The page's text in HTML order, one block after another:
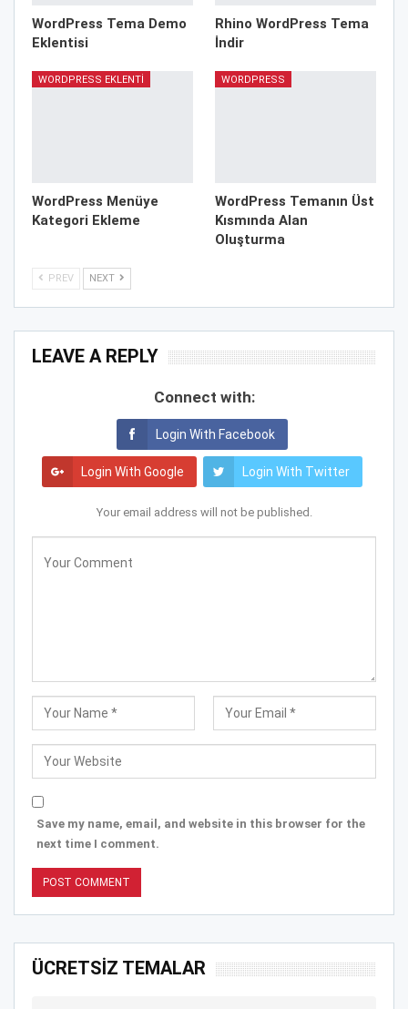
WordPress Tema Demo
Eklentisi
Rhino WordPress Tema
İndir
WORDPRESS EKLENTI
WordPress Menüye
Kategori Ekleme
WORDPRESS
WordPress Temanın Üst
Kısmında Alan
Oluşturma
PREV NEXT
LEAVE A REPLY
Connect with:
Login With Facebook
Login With Google Login With Twitter
Your email address will not be published.
Save my name, email, and website in this browser for the
next time I comment.
ÜCRETSİZ TEMALAR